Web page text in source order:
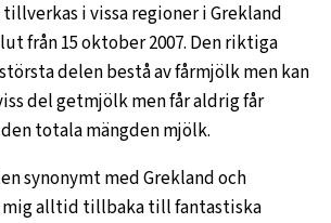
i vissa regioner i Grekland
från 15 oktober 2007. Den riktiga
delen bestå av fårmjölk men kan
del getmjölk men får aldrig får
totala mängden mjölk.
synonymt med Grekland och
mig alltid tillbaka till fantastiska